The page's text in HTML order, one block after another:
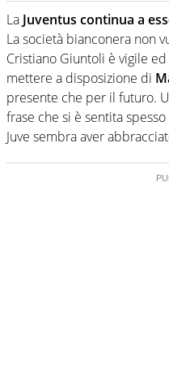
La Juventus continua a
La società bianconera non
Cristiano Giuntoli è vigile
mettere a disposizione di
presente che per il futuro.
frase che si è sentita
Juve sembra aver